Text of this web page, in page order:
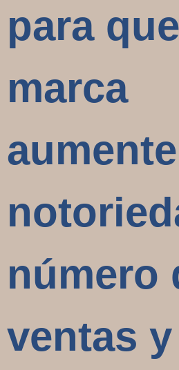
para
marca
número
ventas